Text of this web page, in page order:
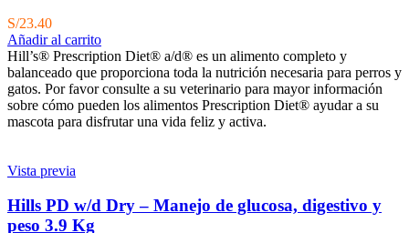
S/23.40
Añadir al carrito
Hill’s® Prescription Diet® a/d® es un alimento completo y
balanceado que proporciona toda la nutrición necesaria para perros y
gatos. Por favor consulte a su veterinario para mayor información
sobre cómo pueden los alimentos Prescription Diet® ayudar a su
mascota para disfrutar una vida feliz y activa.
Vista previa
Hills PD w/d Dry – Manejo de glucosa, digestivo y
peso 3.9 Kg